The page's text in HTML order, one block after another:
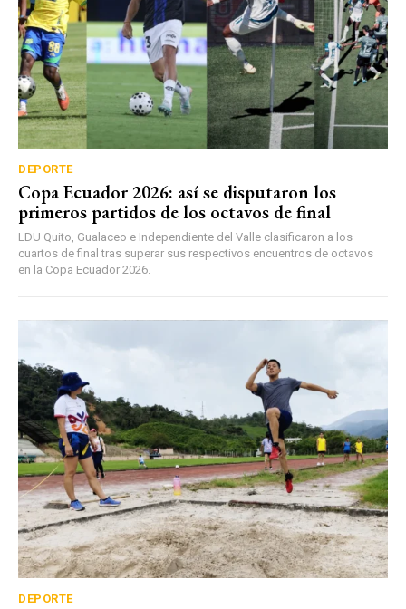
DEPORTE
Copa Ecuador 2026: así se disputaron los
primeros partidos de los octavos de final
LDU Quito, Gualaceo e Independiente del Valle clasificaron a los
cuartos de final tras superar sus respectivos encuentros de octavos
en la Copa Ecuador 2026.
DEPORTE